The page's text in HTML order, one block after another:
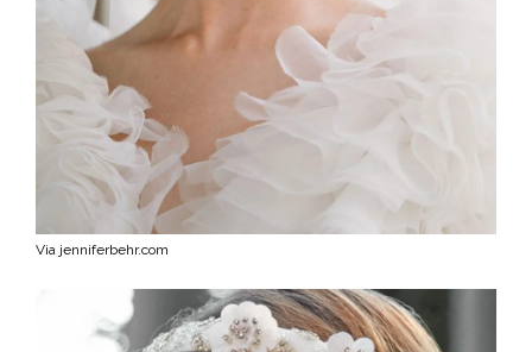
Via jenniferbehr.com